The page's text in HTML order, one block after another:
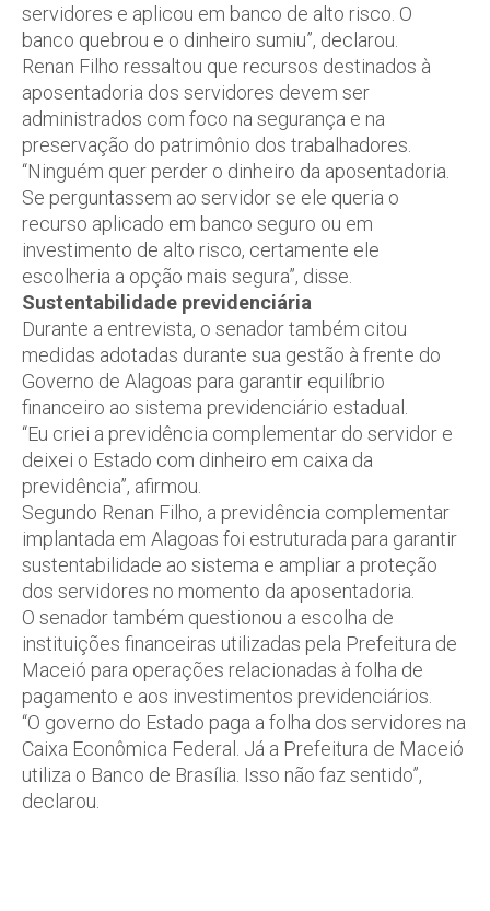
servidores e aplicou em banco de alto risco. O
banco quebrou e o dinheiro sumiu”, declarou.
Renan Filho ressaltou que recursos destinados à
aposentadoria dos servidores devem ser
administrados com foco na segurança e na
preservação do patrimônio dos trabalhadores.
“Ninguém quer perder o dinheiro da aposentadoria.
Se perguntassem ao servidor se ele queria o
recurso aplicado em banco seguro ou em
investimento de alto risco, certamente ele
escolheria a opção mais segura”, disse.
Sustentabilidade previdenciária
Durante a entrevista, o senador também citou
medidas adotadas durante sua gestão à frente do
Governo de Alagoas para garantir equilíbrio
financeiro ao sistema previdenciário estadual.
“Eu criei a previdência complementar do servidor e
deixei o Estado com dinheiro em caixa da
previdência”, afirmou.
Segundo Renan Filho, a previdência complementar
implantada em Alagoas foi estruturada para garantir
sustentabilidade ao sistema e ampliar a proteção
dos servidores no momento da aposentadoria.
O senador também questionou a escolha de
instituições financeiras utilizadas pela Prefeitura de
Maceió para operações relacionadas à folha de
pagamento e aos investimentos previdenciários.
“O governo do Estado paga a folha dos servidores na
Caixa Econômica Federal. Já a Prefeitura de Maceió
utiliza o Banco de Brasília. Isso não faz sentido”,
declarou.